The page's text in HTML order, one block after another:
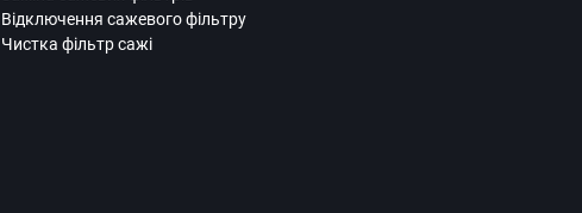
Відключення сажевого фільтру
Чистка фільтр сажі